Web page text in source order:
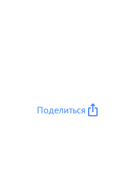
с бое= припасами
Поделиться